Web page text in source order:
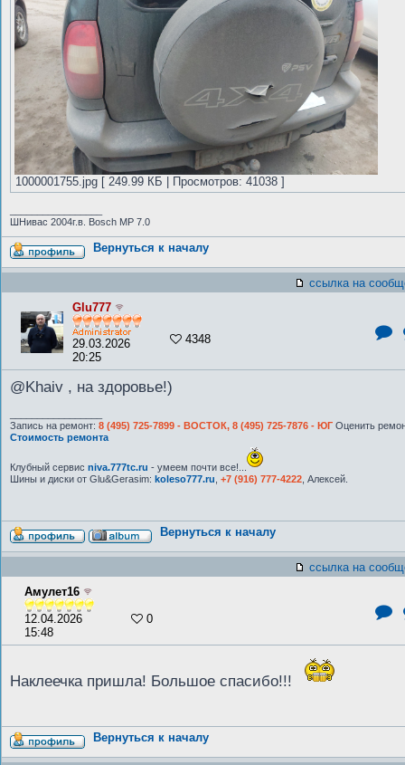
1000001755.jpg [ 249.99 КБ | Просмотров: 41038 ]
ШНивас 2004г.в. Bosch MP 7.0
Вернуться к началу
ссылка на
Glu777
29.03.2026
20:25
4348
@Khaiv , на здоровье!)
Запись на ремонт: 8 (495) 725-7899 - ВОСТОК, 8 (495) 725-7876 - ЮГ Оценить
Стоимость ремонта
Клубный сервис niva.777tc.ru - умеем почти все!...
Шины и диски от Glu&Gerasim: koleso777.ru +7 (916) 777-4222 , Алексей.
Вернуться к началу
ссылка на
Амулет16
12.04.2026
15:48
0
Наклеечка пришла! Большое спасибо!!!
Вернуться к началу